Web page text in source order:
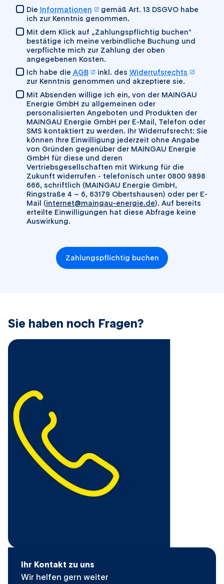
Datenschutz
Die Informationen öffnet in einem neuen Tab
gemäß Art. 13 DSGVO habe
ich zur Kenntnis genommen.
Verbindliche Buchung
Mit dem Klick auf „Zahlungspflichtig buchen"
bestätige ich meine verbindliche Buchung und
verpflichte mich zur Zahlung der oben
angegebenen Kosten.
AGBIch habe die AGB öffnet in einem neuen Tab
inkl. desWiderrufsrechts
zur Kenntnis genommen und akzeptiere sie.
Werbeeinwilligung(optional)
Mit Absenden willige ich ein, von der MAINGAU
Energie GmbH zu allgemeinen oder
personalisierten Angeboten und Produkten der
MAINGAU Energie GmbH per E-Mail, Telefon oder
SMS kontaktiert zu werden. Ihr Widerrufsrecht: Sie
können Ihre Einwilligung jederzeit ohne Angabe
von Gründen gegenüber der MAINGAU Energie
GmbH für diese und deren
Vertriebsgesellschaften mit Wirkung für die
Zukunft widerrufen - telefonisch unter 0800 9898
666, schriftlich (MAINGAU Energie GmbH,
Ringstraße 4 – 6, 63179 Obertshausen) oder per E-
Mail (internet@maingau-energie.de). Auf bereits
erteilte Einwilligungen hat diese Abfrage keine
Auswirkung.
Zahlungspflichtig buchen
​Sie haben noch Fragen?
Ihr Kontakt zu uns
Wir helfen gern weiter